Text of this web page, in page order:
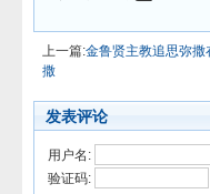
上一篇:金鲁贤主教追思弥
撒
发表评论
用户名:
验证码: